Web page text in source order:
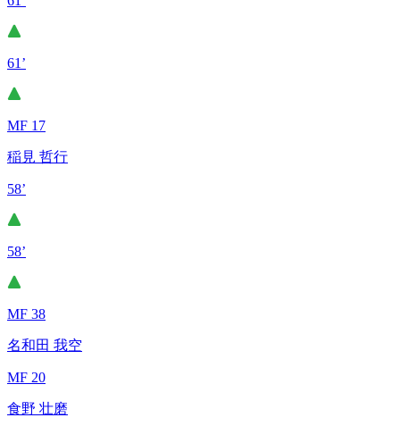
61’
MF 17
稲見 哲行
58’
58’
MF 38
名和田 我空
MF 20
食野 壮磨